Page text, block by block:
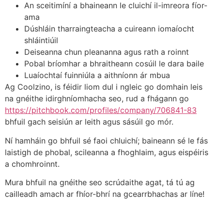
An sceitimíní a bhaineann le cluichí il-imreora fíor-
ama
Dúshláin tharraingteacha a cuireann iomaíocht
shláintiúil
Deiseanna chun pleananna agus rath a roinnt
Pobal bríomhar a bhraitheann cosúil le dara baile
Luaíochtaí fuinniúla a aithníonn ár mbua
Ag Coolzino, is féidir liom dul i ngleic go domhain leis
na gnéithe idirghníomhacha seo, rud a fhágann go
https://pitchbook.com/profiles/company/706841-83
bhfuil gach seisiún ar leith agus sásúil go mór.
Ní hamháin go bhfuil sé faoi chluichí; baineann sé le fás
laistigh de phobal, scileanna a fhoghlaim, agus eispéiris
a chomhroinnt.
Mura bhfuil na gnéithe seo scrúdaithe agat, tá tú ag
cailleadh amach ar fhíor-bhrí na gcearrbhachas ar líne!